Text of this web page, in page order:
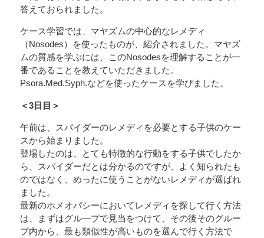
答えておられました。
ケース学習では、マヤズムの中心的なレメディ
（Nosodes）を使ったものが、紹介されました。マヤズ
ムの質感を学ぶには、このNosodesを理解することが一
番であることを教えていただきました。
Psora.Med.Syph.などを使ったケースを学びました。
＜3日目＞
午前は、スパイダーのレメディを必要とする子供のケー
スから始まりました。
登場したのは、とても特徴的な行動をする子供でしたか
ら、スパイダーだとは分かるのですが、よく知られたも
のではなく、めったに使うことがないレメディが選ばれ
ました。
最新のホメオパシーにおいてレメディを探して行く方法
は、まずはグル―プで見当をつけて、その後そのグルー
プ内から、最も類似性が高いものを選んで行く方法で